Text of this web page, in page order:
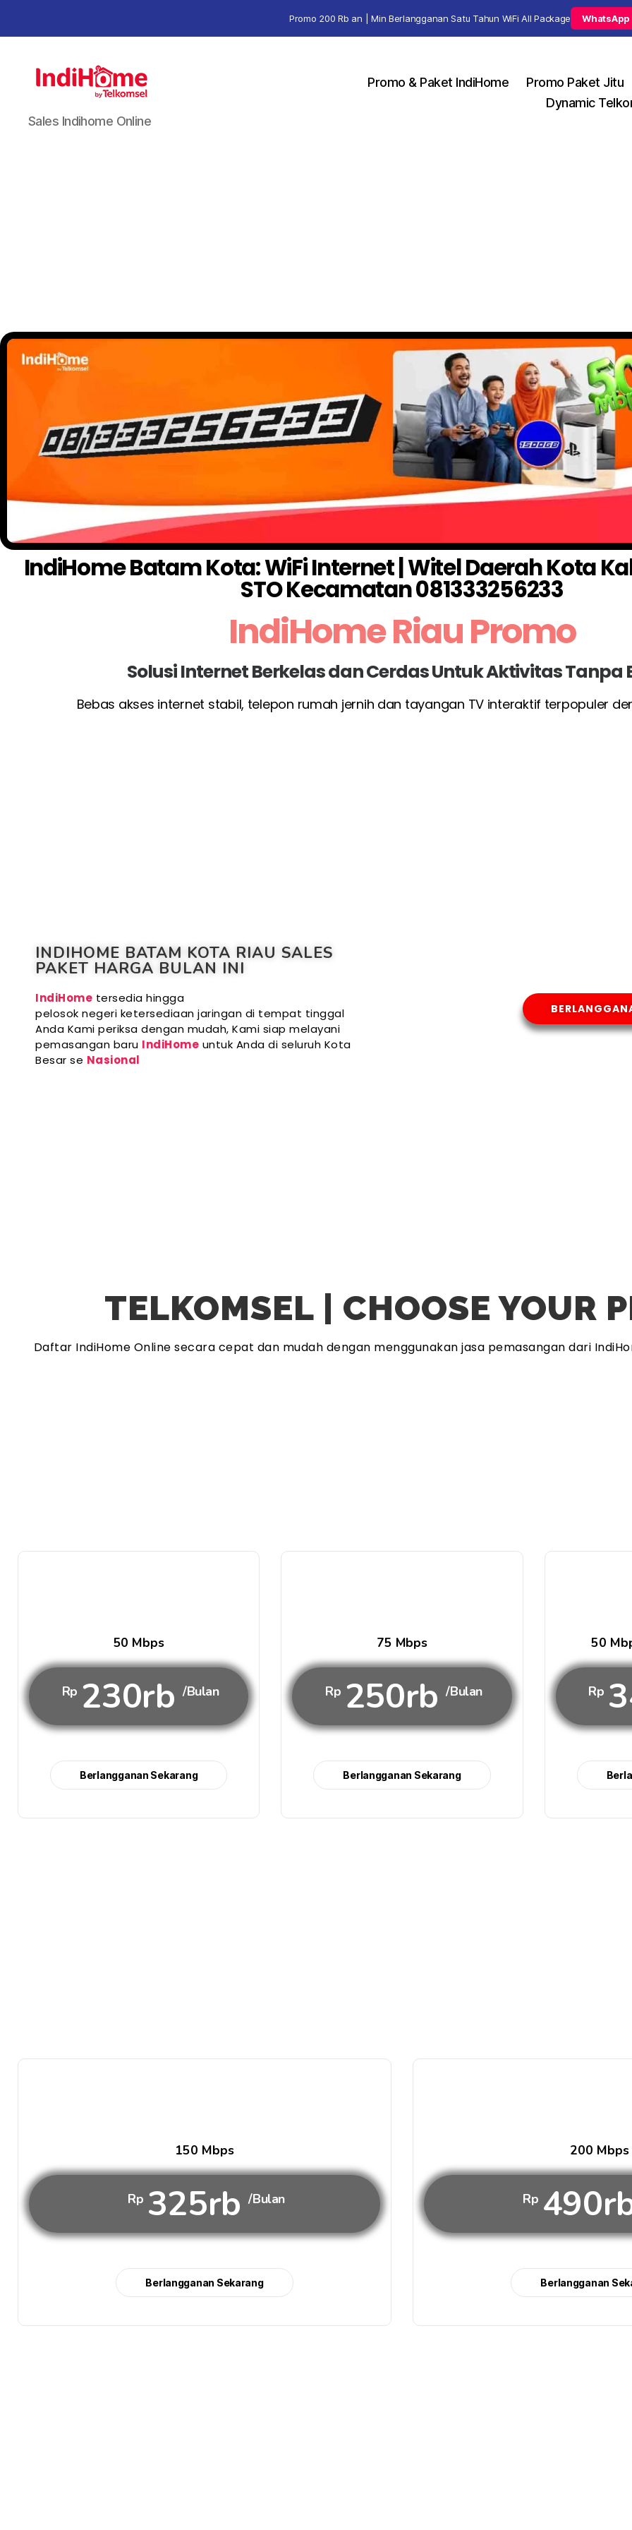
Sales Indihome Online
Promo & Paket IndiHome
Promo Paket Jitu
Dynamic
IndiHome Batam Kota: WiFi Internet | Witel Daerah Kota
STO Kecamatan 081333256233
IndiHome Riau Promo
Solusi Internet Berkelas dan Cerdas Untuk Aktivitas Tanpa
Bebas akses internet stabil, telepon rumah jernih dan tayangan TV interaktif terpopuler
INDIHOME BATAM KOTA RIAU SALES
PAKET HARGA BULAN INI
IndiHome tersedia hingga
pelosok negeri ketersediaan jaringan di tempat tinggal
Anda Kami periksa dengan mudah, Kami siap melayani
pemasangan baru IndiHome untuk Anda di seluruh Kota
Besar se Nasional
TELKOMSEL | CHOOSE YOUR
Daftar IndiHome Online secara cepat dan mudah dengan menggunakan jasa pemasangan dari
50 Mbps
Rp 230rb /Bulan
Berlangganan Sekarang
75 Mbps
Rp 250rb /Bulan
Berlangganan Sekarang
50
Rp
150 Mbps
Rp 325rb /Bulan
Berlangganan Sekarang
200 Mbps
Rp
Berlangganan
Promo 200 Rb an | Min Berlangganan Satu Tahun WiFi All Package WhatsApp